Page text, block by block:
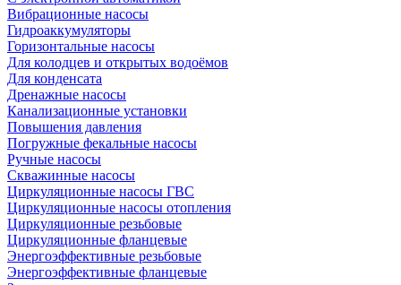
Вибрационные насосы
Гидроаккумуляторы
Горизонтальные насосы
Для колодцев и открытых водоёмов
Для конденсата
Дренажные насосы
Канализационные установки
Повышения давления
Погружные фекальные насосы
Ручные насосы
Скважинные насосы
Циркуляционные насосы ГВС
Циркуляционные насосы отопления
Циркуляционные резьбовые
Циркуляционные фланцевые
Энергоэффективные резьбовые
Энергоэффективные фланцевые